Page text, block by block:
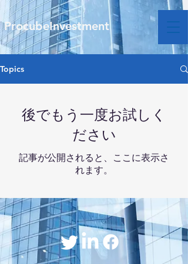
ProcubeInvestment
Topics
後でもう一度お試しく
ださい
記事が公開されると、ここに表示さ
れます。